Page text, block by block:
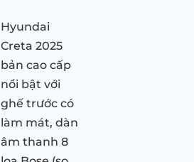
Hyundai
Creta 2025
bản cao cấp
nổi bật với
ghế trước có
làm mát, dàn
âm thanh 8